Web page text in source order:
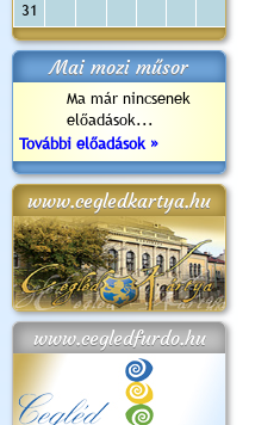
31
Mai mozi műsor
Ma már nincsenek
előadások...
További előadások »
www.cegledkartya.hu
www.cegledfurdo.hu